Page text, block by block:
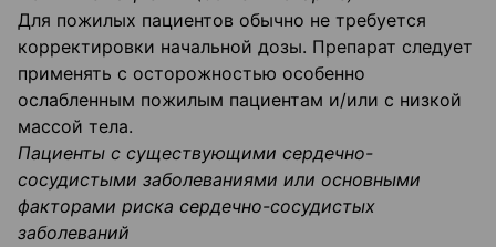
Для пожилых пациентов обычно не требуется
корректировки начальной дозы. Препарат следует
применять с осторожностью особенно
ослабленным пожилым пациентам и/или с низкой
массой тела.
Пациенты с существующими сердечно-
сосудистыми заболеваниями или основными
факторами риска сердечно-сосудистых
заболеваний